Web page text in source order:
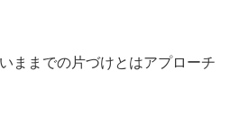
ままでの片づけとはアプローチ